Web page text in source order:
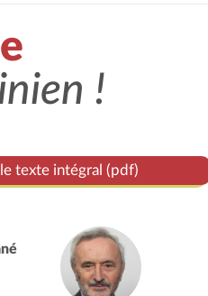
!
texte intégral (pdf)